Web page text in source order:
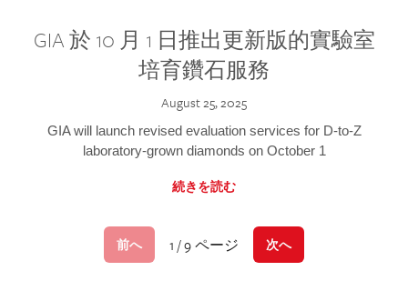
GIA 於 10 月 1 日推出更新版的實驗室
培育鑽石服務
August 25, 2025
GIA will launch revised evaluation services for D-to-Z
laboratory-grown diamonds on October 1
続きを読む
前へ 1 / 9 ページ 次へ